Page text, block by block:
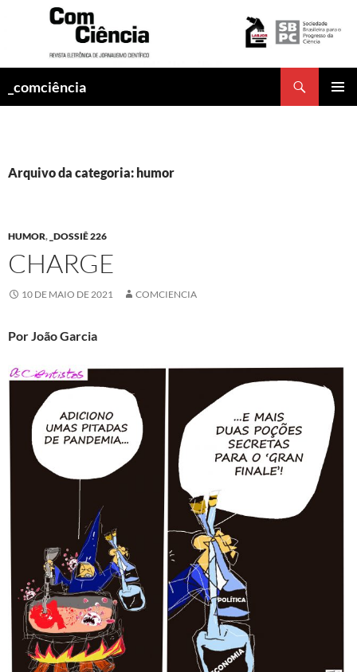
_comciência
Arquivo da categoria: humor
HUMOR, _DOSSIÊ 226
CHARGE
10 DE MAIO DE 2021 COMCIENCIA
Por João Garcia